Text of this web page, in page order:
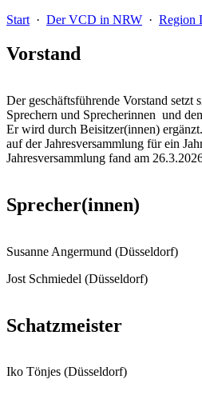
Start · Der VCD in NRW · Region
Vorstand
Der geschäftsführende Vorstand setzt
Sprechern und Sprecherinnen und
Er wird durch Beisitzer(innen)
auf der Jahresversammlung für ein
Jahresversammlung fand am
Sprecher(innen)
Susanne Angermund (Düsseldorf)
Jost Schmiedel (Düsseldorf)
Schatzmeister
Iko Tönjes (Düsseldorf)